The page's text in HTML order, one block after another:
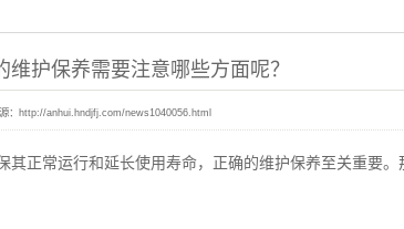
维护保养需要注意哪些方面呢？
： http://anhui.hndjfj.com/news1040056.html
其正常运行和延长使用寿命，正确的维护保养至关重要